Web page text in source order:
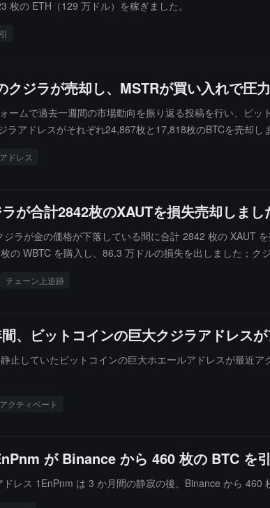
の ETH（129 万ドル）を稼ぎました。
ジラが売却し、MSTRが買い入れで圧
ームで過去一週間の市場動向を振り返る投稿を行い、ビ
ラアドレスがそれぞれ24,867枚と17,818枚のBTCを売却
月17日に再び22,337枚のBTCを購入し、大部分の過剰供
ドレス
が合計2842枚のXAUTを損失売却しまし
ラが金の価格が下落している間に合計 2842 枚の XAUT
の WBTC を購入し、86.3 万ドルの損失を出しました；
チェーン上追跡
、ビットコインの巨大クジラアドレス
止していたビットコインの巨大ホエールアドレスが最近
アクティベート
が Binance から 460 枚の BTC を
レス 1EnPnm は 3 か月間の静寂の後、Binance から 460